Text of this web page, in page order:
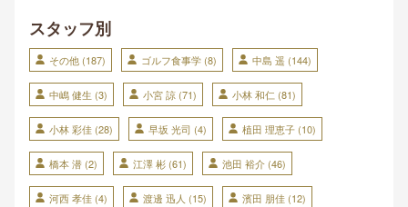
スタッフ別
その他 (187) ゴルフ食事学 (8) 中島 遥 (144)
中嶋 健生 (3) 小宮 諒 (71) 小林 和仁 (81)
小林 彩佳 (28) 早坂 光司 (4) 植田 理恵子 (10)
橋本 潜 (2) 江澤 彬 (61) 池田 裕介 (46)
河西 孝佳 (4) 渡邊 迅人 (15) 濱田 朋佳 (12)